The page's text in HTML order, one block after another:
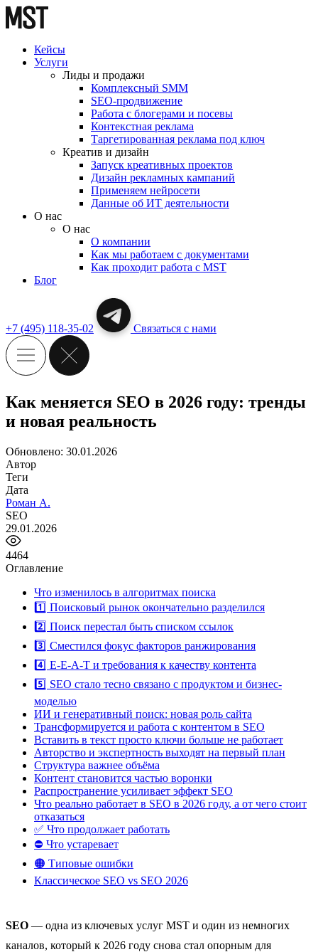
Кейсы
Услуги
Лиды и продажи
Комплексный SMM
SEO-продвижение
Работа с блогерами и посевы
Контекстная реклама
Таргетированная реклама под ключ
Креатив и дизайн
Запуск креативных проектов
Дизайн рекламных кампаний
Применяем нейросети
Данные об ИТ деятельности
О нас
О нас
О компании
Как мы работаем с документами
Как проходит работа с MST
Блог
+7 (495) 118-35-02 Связаться с нами
Как меняется SEO в 2026 году: тренды
и новая реальность
Обновлено: 30.01.2026
Автор
Теги
Дата
Роман А.
SEO
29.01.2026
4464
Оглавление
Что изменилось в алгоритмах поиска
1️⃣ Поисковый рынок окончательно разделился
2️⃣ Поиск перестал быть списком ссылок
3️⃣ Сместился фокус факторов ранжирования
4️⃣ E-E-A-T и требования к качеству контента
5️⃣ SEO стало тесно связано с продуктом и бизнес-
моделью
ИИ и генеративный поиск: новая роль сайта
Трансформируется и работа с контентом в SEO
Вставить в текст просто ключи больше не работает
Авторство и экспертность выходят на первый план
Структура важнее объёма
Контент становится частью воронки
Распространение усиливает эффект SEO
Что реально работает в SEO в 2026 году, а от чего стоит
отказаться
✅ Что продолжает работать
⛔ Что устаревает
🟠 Типовые ошибки
Классическое SEO vs SEO 2026
SEO — одна из ключевых услуг MST и один из немногих
каналов, который к 2026 году снова стал опорным для